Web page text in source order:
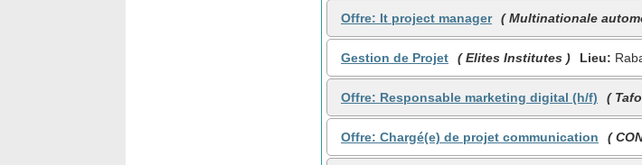
Offre: It project manager ( Multinationale
Gestion de Projet ( Elites Institutes ) Lieu:
Offre: Responsable marketing digital (h/f) (
Offre: Chargé(e) de projet communication (